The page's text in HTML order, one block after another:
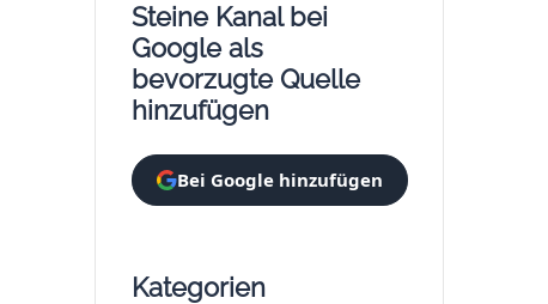
Steine Kanal bei
Google als
bevorzugte Quelle
hinzufügen
Bei Google hinzufügen
Kategorien